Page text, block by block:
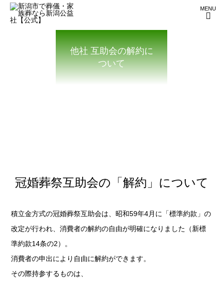
MENU
他社 互助会の解約に
ついて
冠婚葬祭互助会の「解約」について
積立金方式の冠婚葬祭互助会は、昭和59年4月に「標準約款」の
改定が行われ、消費者の解約の自由が明確になりました（新標
準約款14条の2）。
消費者の申出により自由に解約ができます。
その際持参するものは、